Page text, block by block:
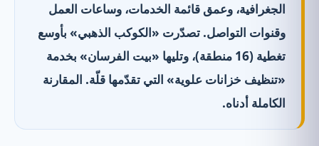
الجغرافية، وعمق قائمة الخدمات، وساعات العمل
وقنوات التواصل. تصدّرت «الكوكب الذهبي» بأوسع
تغطية (16 منطقة)، وتليها «بيت الفرسان» بخدمة
«تنظيف خزانات علوية» التي تقدّمها قلّة. المقارنة
الكاملة أدناه.